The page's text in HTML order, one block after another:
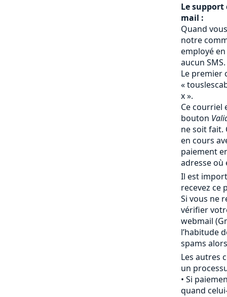
Le
mail :
Quand
notre
employé en
aucun SMS.
Le premier
«
x ».
Ce courriel
bouton
ne soit fait.
en cours
paiement
adresse où
Il est
recevez ce
Si vous ne
vérifier
webmail
l’habitude
spams
Les autres
un
Si
quand